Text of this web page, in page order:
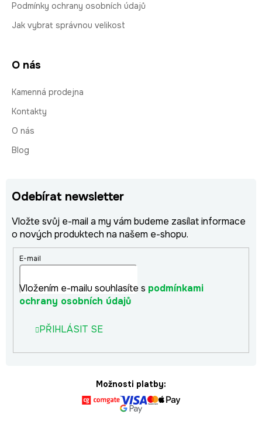
Podmínky ochrany osobních údajů
Jak vybrat správnou velikost
O nás
Kamenná prodejna
Kontakty
O nás
Blog
Odebírat newsletter
Vložte svůj e-mail a my vám budeme zasílat informace
o nových produktech na našem e-shopu.
E-mail
Vložením e-mailu souhlasíte s podmínkami
ochrany osobních údajů
PŘIHLÁSIT SE
Možnosti platby: